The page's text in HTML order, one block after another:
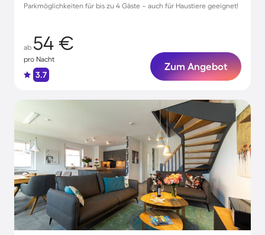
Parkmöglichkeiten für bis zu 4 Gäste – auch für Haustiere geeignet!
ab 54 €
pro Nacht
3.7
Zum Angebot